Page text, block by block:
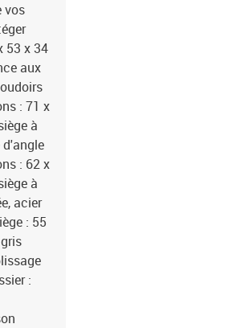
vos
53 x 34
aux
: 71 x
à
: 62 x
à
acier
: 55
: